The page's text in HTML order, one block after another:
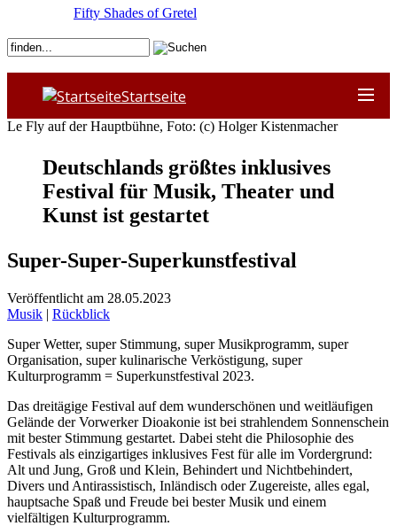
Startseite
Le Fly auf der Hauptbühne, Foto: (c) Holger Kistenmacher
Deutschlands größtes inklusives
Festival für Musik, Theater und
Kunst ist gestartet
Super-Super-Superkunstfestival
Veröffentlicht am 28.05.2023
Musik | Rückblick
Super Wetter, super Stimmung, super Musikprogramm, super
Organisation, super kulinarische Verköstigung, super
Kulturprogramm = Superkunstfestival 2023.
Das dreitägige Festival auf dem wunderschönen und weitläufigen
Gelände der Vorwerker Dioakonie ist bei strahlendem Sonnenschein
mit bester Stimmung gestartet. Dabei steht die Philosophie des
Festivals als einzigartiges inklusives Fest für alle im Vordergrund:
Alt und Jung, Groß und Klein, Behindert und Nichtbehindert,
Divers und Antirassistisch, Inländisch oder Zugereiste, alles egal,
hauptsache Spaß und Freude bei bester Musik und einem
vielfältigen Kulturprogramm.
Fifty Shades of Gretel